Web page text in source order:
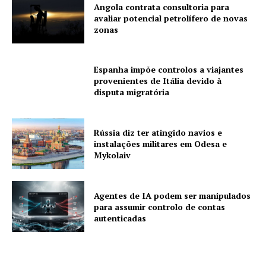
Angola contrata consultoria para
avaliar potencial petrolífero de novas
zonas
Espanha impõe controlos a viajantes
provenientes de Itália devido à
disputa migratória
Rússia diz ter atingido navios e
instalações militares em Odesa e
Mykolaiv
Agentes de IA podem ser manipulados
para assumir controlo de contas
autenticadas